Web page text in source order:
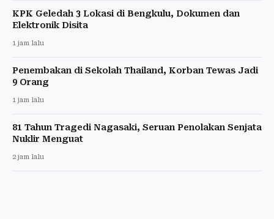
KPK Geledah 3 Lokasi di Bengkulu, Dokumen dan
Elektronik Disita
1 jam lalu
Penembakan di Sekolah Thailand, Korban Tewas Jadi
9 Orang
1 jam lalu
81 Tahun Tragedi Nagasaki, Seruan Penolakan Senjata
Nuklir Menguat
2 jam lalu